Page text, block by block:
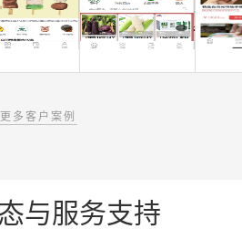
更多客户案例
与服务支持